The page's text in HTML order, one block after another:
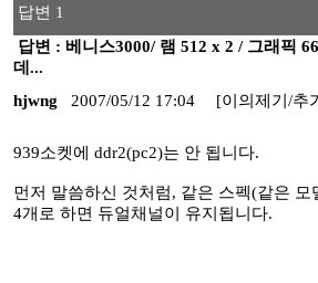
답변 1
답변 : 베니스3000/ 램 512 x 2 / 그래픽
데...
hjwng
2007/05/12 17:04 [이의제기/추
939소켓에 ddr2(pc2)는 안 됩니다.
먼저 말씀하신 것처럼, 같은 스펙(같은 모
4개로 하면 듀얼채널이 유지됩니다.